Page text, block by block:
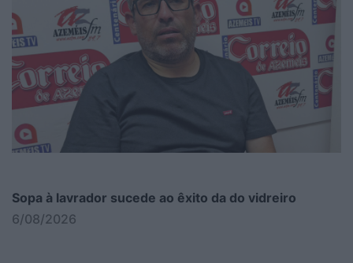
Sopa à lavrador sucede ao êxito da do vidreiro
6/08/2026